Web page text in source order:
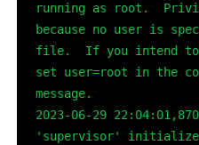
running as root.
because no user is
file.  If you intend to
set user=root in the
message.
2023-06-29
'supervisor'